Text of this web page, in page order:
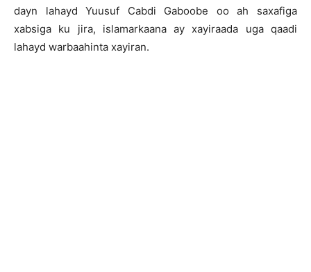
dayn lahayd Yuusuf Cabdi Gaboobe oo ah saxafiga
xabsiga ku jira, islamarkaana ay xayiraada uga qaadi
lahayd warbaahinta xayiran.